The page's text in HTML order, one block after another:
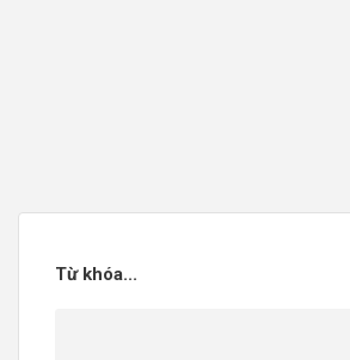
Từ khóa...